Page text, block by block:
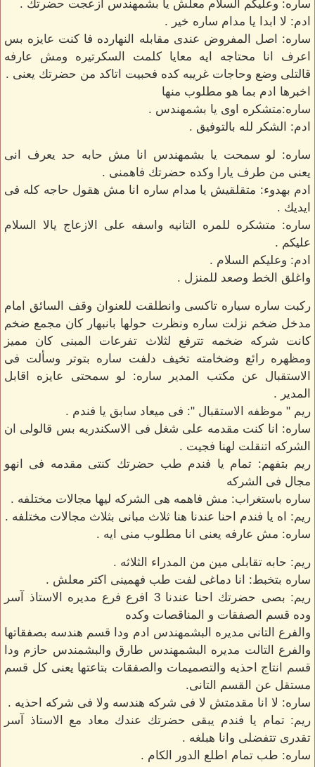
ساره: وعليكم السلام معلش يا بشمهندس ازعجت حضرتك .
ادم: لا ابدا يا مدام ساره خير .
ساره: اصل المفروض عندى مقابله النهارده فا كنت عايزه بس
اعرف انا محتاجه ايه معايا كلمت السكرتيره ومش عارفه
قالتلى وضع وحاجات غريبه كده فحبيت اتاكد من حضرتك يعنى .
اخبرها ادم بما هو مطلوب منها
ساره:متشكره اوى يا بشمهندس .
ادم: الشكر لله بالتوفيق .
ساره: لو سمحت يا بشمهندس انا مش حابه حد يعرف انى
يعنى من طرف يارا وكده حضرتك فاهمنى .
ادم بهدوء: متقلقيش يا مدام ساره انا مش هقول حاجه كله فى
ايديك .
ساره: متشكره للمره التانيه واسفه على الازعاج يالا السلام
عليكم .
ادم: وعليكم السلام .
واغلق الخط وصعد للمنزل .
ركبت ساره سياره تاكسى وانطلقت للعنوان وقف السائق امام
مدخل ضخم نزلت ساره ونظرت حولها بانبهار كان مجمع ضخم
كانت شركه ضخمه تترفع لثلاث تفرعات المبنى كان مميز
ومظهره رائع وضخامته تخيف دلفت ساره بتوتر وسألت فى
الاستقبال عن مكتب المدير ساره: لو سمحتى عايزه اقابل
المدير .
ريم " موظفه الاستقبال ": فى ميعاد سابق يا فندم .
ساره: انا كنت مقدمه على شغل فى الاسكندريه بس قالولى ان
الشركه اتنقلت لهنا فجيت .
ريم بتفهم: تمام يا فندم طب حضرتك كنتى مقدمه فى انهو
مجال فى الشركه
ساره باستغراب: مش فاهمه هى الشركه ليها مجالات مختلفه .
ريم: اه يا فندم احنا عندنا هنا ثلاث مبانى بثلاث مجالات مختلفه .
ساره: مش عارفه يعنى انا مطلوب منى ايه .
ريم: حابه تقابلى مين من المدراء الثلاثه .
ساره بتخبط: انا دماغى لفت طب فهمينى اكتر معلش .
ريم: بصى حضرتك احنا عندنا 3 افرع فرع مديره الاستاذ آسر
وده قسم الصفقات و المناقصات وكده
والفرع التانى مديره البشمهندس ادم ودا قسم هندسه بصفقاتها
والفرع التالت مديره البشمهندس طارق والبشمندس حازم ودا
قسم انتاج احذيه والتصميمات والصفقات بتاعتها يعنى كل قسم
مستقل عن القسم التانى.
ساره: لا انا مقدمتش لا فى شركه هندسه ولا فى شركه احذيه .
ريم: تمام يا فندم يبقى حضرتك عندك معاد مع الاستاذ آسر
تقدرى تتفضلى وانا هبلغه .
ساره: طب تمام اطلع الدور الكام .